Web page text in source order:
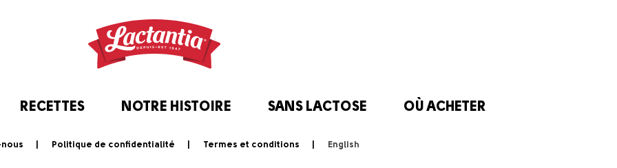
RECETTES NOTRE HISTOIRE SANS LACTOSE OÙ ACHETER
Politique de confidentialité Termes et conditions